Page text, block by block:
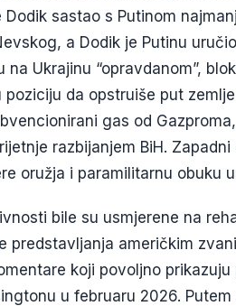
Dodik sastao s Putinom
a Dodik je Putinu
na Ukrajinu “opravdanom”,
da opstruiše put
gas od
razbijanjem BiH.
oružja i paramilitarnu obuku
bile su usmjerene na
predstavljanja američkim
koji povoljno
u februaru 2026.